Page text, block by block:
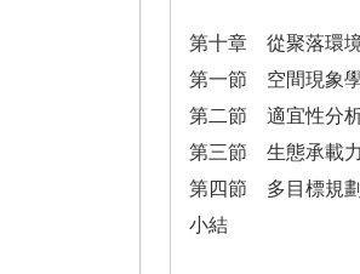
第十章 從聚落環
第一節 空間現象
第二節 適宜性分
第三節 生態承載
第四節 多目標規
小結